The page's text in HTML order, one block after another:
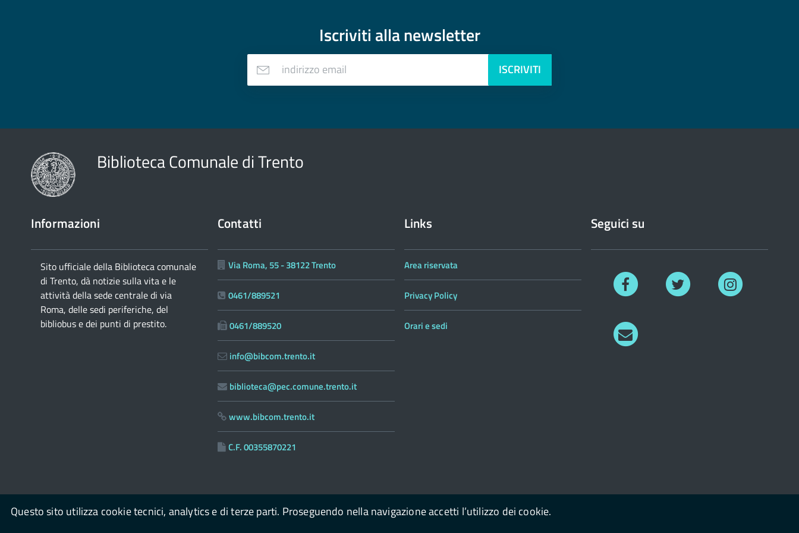
Iscriviti allanewsletter
indirizzo email ISCRIVITI
Biblioteca Comunale di Trento
Informazioni
Sito ufficiale della Biblioteca comunale
di Trento, dà notizie sulla vita e le
attività della sede centrale di via
Roma, delle sedi periferiche, del
bibliobus e dei punti di prestito.
Contatti
Via Roma, 55 - 38122 Trento
0461/889521
0461/889520
info@bibcom.trento.it
biblioteca@pec.comune.trento.it
www.bibcom.trento.it
C.F. 00355870221
Links
Area riservata
Privacy Policy
Orari e sedi
Seguici su
Facebook
Questo sito utilizza cookie tecnici, analytics e di terze parti. Proseguendo nella navigazione accetti l’utilizzo dei cookie.